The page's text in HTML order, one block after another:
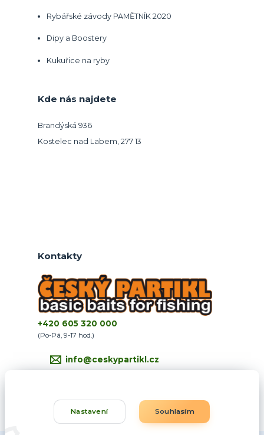
Rybářské závody PAMĚTNÍK 2020
Dipy a Boostery
Kukuřice na ryby
Kde nás najdete
Brandýská 936
Kostelec nad Labem, 277 13
Kontakty
+420 605 320 000
(Po-Pá, 9-17 hod.)
info@ceskypartikl.cz
Nastavení Souhlasím